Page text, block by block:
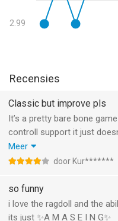
2.99
Recensies
Classic but improve pls
It’s a pretty bare bone
controll support it just
other ones when u update
get the same thing not
Hope it gets fixed some
Meer
door Kur*******
so funny
i love the ragdoll and the
its just ✨A M A S E I N G✨